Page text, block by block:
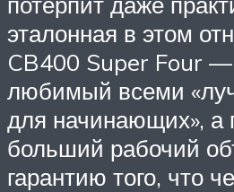
эталонная в этом
CB400 Super Four —
любимый всеми
для начинающих», а
больший рабочий
гарантию того, что